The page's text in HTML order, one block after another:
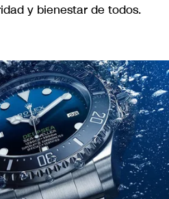
y bienestar de todos.